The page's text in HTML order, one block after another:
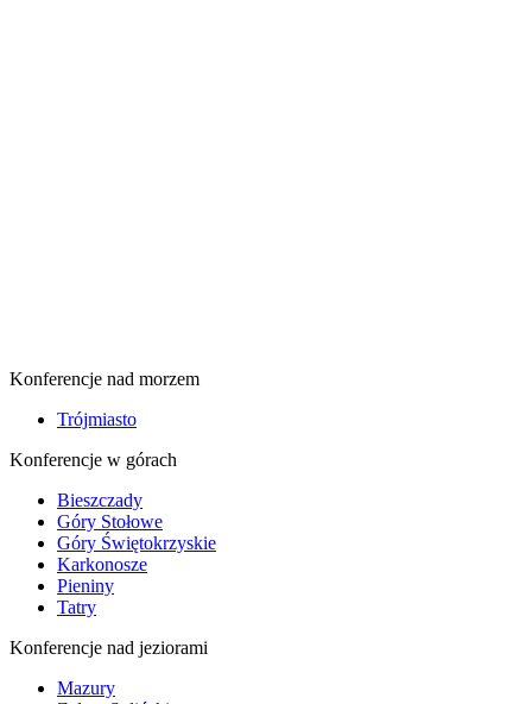
Konferencje nad morzem
Trójmiasto
Konferencje w górach
Bieszczady
Góry Stołowe
Góry Świętokrzyskie
Karkonosze
Pieniny
Tatry
Konferencje nad jeziorami
Mazury